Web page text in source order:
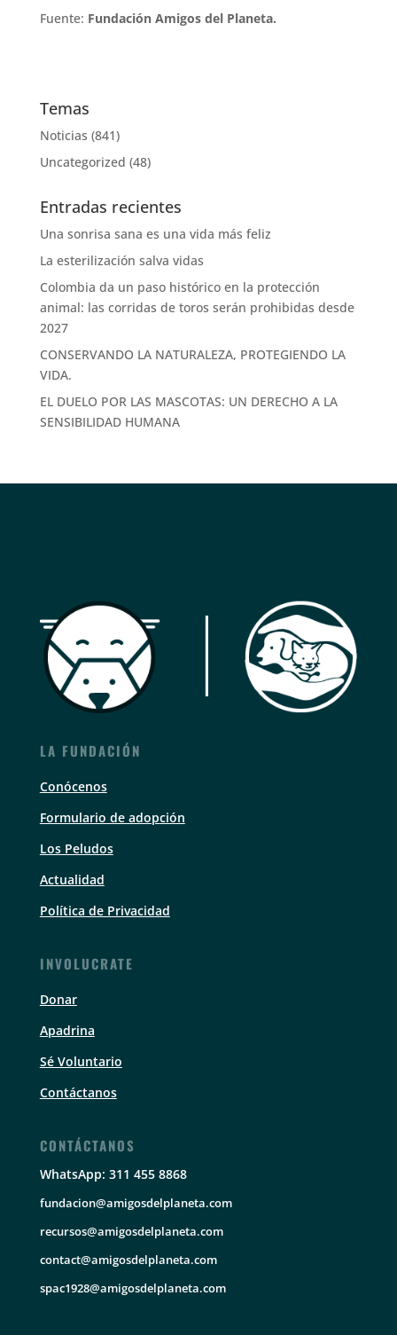
Fuente: Fundación Amigos del Planeta.
Temas
Noticias (841)
Uncategorized (48)
Entradas recientes
Una sonrisa sana es una vida más feliz
La esterilización salva vidas
Colombia da un paso histórico en la protección
animal: las corridas de toros serán prohibidas desde
2027
CONSERVANDO LA NATURALEZA, PROTEGIENDO LA
VIDA.
EL DUELO POR LAS MASCOTAS: UN DERECHO A LA
SENSIBILIDAD HUMANA
LA FUNDACIÓN
Conócenos
Formulario de adopción
Los Peludos
Actualidad
Política de Privacidad
INVOLUCRATE
Donar
Apadrina
Sé Voluntario
Contáctanos
CONTÁCTANOS
WhatsApp: 311 455 8868
fundacion@amigosdelplaneta.com
recursos@amigosdelplaneta.com
contact@amigosdelplaneta.com
spac1928@amigosdelplaneta.com